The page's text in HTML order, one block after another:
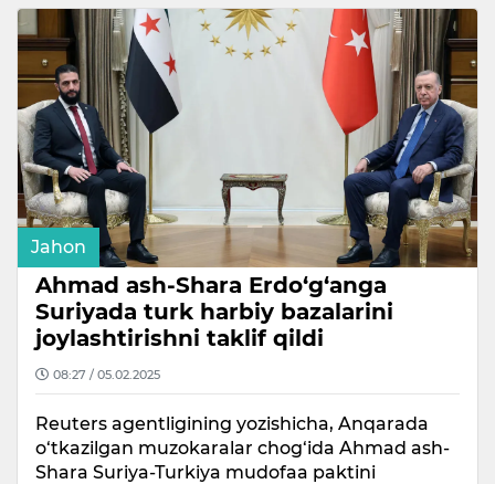
Jahon
Ahmad ash-Shara Erdo‘g‘anga
Suriyada turk harbiy bazalarini
joylashtirishni taklif qildi
08:27 / 05.02.2025
Reuters agentligining yozishicha, Anqarada
o‘tkazilgan muzokaralar chog‘ida Ahmad ash-
Shara Suriya-Turkiya mudofaa paktini